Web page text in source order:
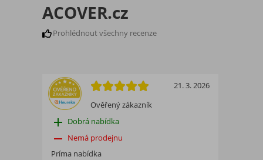
ACOVER.cz
Prohlédnout všechny recenze
Ověřený zákazník
21. 3. 2026
add Dobrá nabídka
remove Nemá prodejnu
Príma nabídka